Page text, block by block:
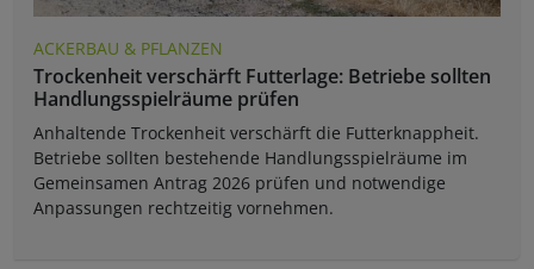
ACKERBAU & PFLANZEN
Trockenheit verschärft Futterlage: Betriebe sollten
Handlungsspielräume prüfen
Anhaltende Trockenheit verschärft die Futterknappheit.
Betriebe sollten bestehende Handlungsspielräume im
Gemeinsamen Antrag 2026 prüfen und notwendige
Anpassungen rechtzeitig vornehmen.